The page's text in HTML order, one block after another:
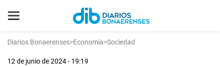
Diarios Bonaerenses>Economía>Sociedad
12 de junio de 2024 - 19:19